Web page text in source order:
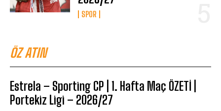
SPOR
ÖZ ATIN
Estrela – Sporting CP | 1. Hafta Maç ÖZETİ |
Portekiz Ligi – 2026/27